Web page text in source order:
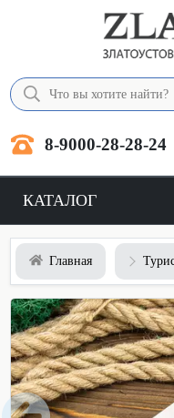
8-9000-28-28-24
КАТАЛОГ
Главная